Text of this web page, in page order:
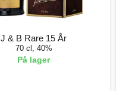
J & B Rare 15 År
70 cl, 40%
På lager